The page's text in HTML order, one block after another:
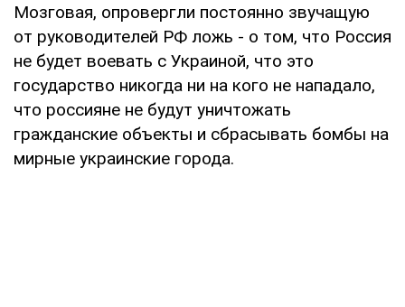
Мозговая, опровергли постоянно звучащую
от руководителей РФ ложь - о том, что Россия
не будет воевать с Украиной, что это
государство никогда ни на кого не нападало,
что россияне не будут уничтожать
гражданские объекты и сбрасывать бомбы на
мирные украинские города.